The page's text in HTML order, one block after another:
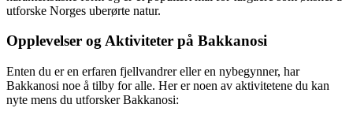
utforske Norges uberørte natur.
Opplevelser og Aktiviteter på Bakkanosi
Enten du er en erfaren fjellvandrer eller en nybegynner, har
Bakkanosi noe å tilby for alle. Her er noen av aktivitetene du kan
nyte mens du utforsker Bakkanosi: